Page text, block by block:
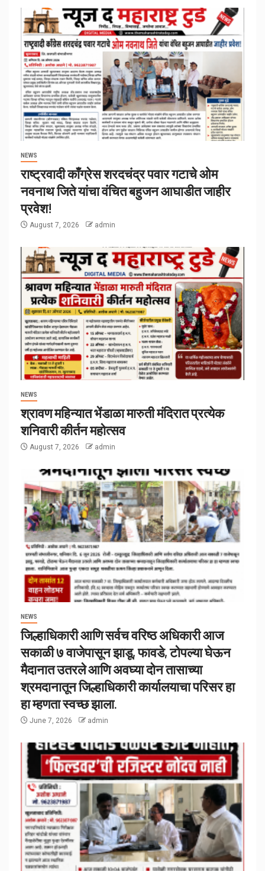
NEWS
राष्ट्रवादी काँग्रेस शरदचंद्र पवार गटाचे ओम
नवनाथ जिते यांचा वंचित बहुजन आघाडीत जाहीर
प्रवेश!
August 7, 2026 admin
NEWS
श्रावण महिन्यात भेंडाळा मारुती मंदिरात प्रत्येक
शनिवारी कीर्तन महोत्सव
August 7, 2026 admin
NEWS
जिल्हाधिकारी आणि सर्वच वरिष्ठ अधिकारी आज
सकाळी ७ वाजेपासून झाडू, फावडे, टोपल्या घेऊन
मैदानात उतरले आणि अवघ्या दोन तासाच्या
श्रमदानातून जिल्हाधिकारी कार्यालयाचा परिसर हा
हा म्हणता स्वच्छ झाला.
June 7, 2026 admin